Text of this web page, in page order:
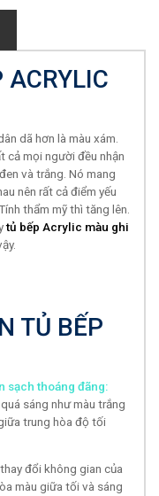
ACRYLIC
dã hơn là màu xám.
cả mọi người đều nhận
và trắng. Nó mang
nên rất cả điểm yếu
thẩm mỹ thì tăng lên.
tủ bếp Acrylic màu ghi
TỦ BẾP
sạch thoáng đãng:
sáng như màu trắng
trung hòa độ tối
đổi không gian của
màu giữa tối và sáng